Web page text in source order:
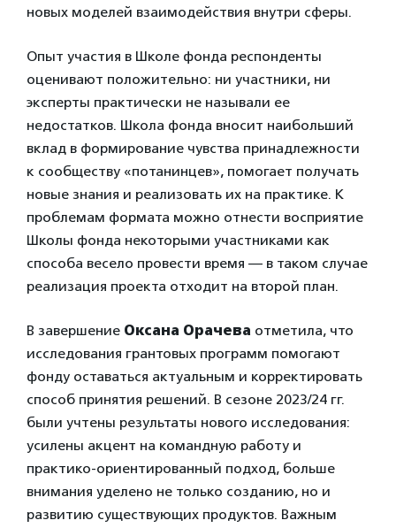
новых моделей взаимодействия внутри сферы.
Опыт участия в Школе фонда респонденты
оценивают положительно: ни участники, ни
эксперты практически не называли ее
недостатков. Школа фонда вносит наибольший
вклад в формирование чувства принадлежности
к сообществу «потанинцев», помогает получать
новые знания и реализовать их на практике. К
проблемам формата можно отнести восприятие
Школы фонда некоторыми участниками как
способа весело провести время — в таком случае
реализация проекта отходит на второй план.
В завершение Оксана Орачева отметила, что
исследования грантовых программ помогают
фонду оставаться актуальным и корректировать
способ принятия решений. В сезоне 2023/24 гг.
были учтены результаты нового исследования:
усилены акцент на командную работу и
практико-ориентированный подход, больше
внимания уделено не только созданию, но и
развитию существующих продуктов. Важным